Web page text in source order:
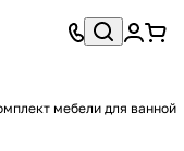
мебели для ванной